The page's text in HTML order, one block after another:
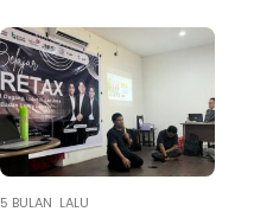
5 BULAN LALU